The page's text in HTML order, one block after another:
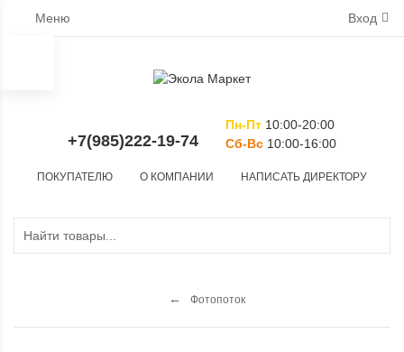
Меню Вход
+7(985)222-19-74
Пн-Пт 10:00-20:00
Сб-Вс 10:00-16:00
ПОКУПАТЕЛЮ О КОМПАНИИ НАПИСАТЬ ДИРЕКТОРУ
Фотопоток